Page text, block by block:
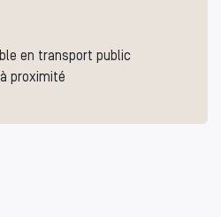
en transport public
proximité